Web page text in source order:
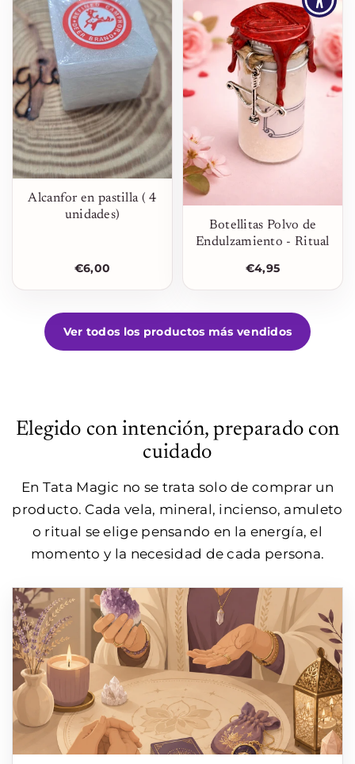
Alcanfor en pastilla ( 4
unidades)
€6,00
Botellitas Polvo de
Endulzamiento - Ritual
€4,95
Ver todos los productos más vendidos
Elegido con intención, preparado con
cuidado
En Tata Magic no se trata solo de comprar un
producto. Cada vela, mineral, incienso, amuleto
o ritual se elige pensando en la energía, el
momento y la necesidad de cada persona.